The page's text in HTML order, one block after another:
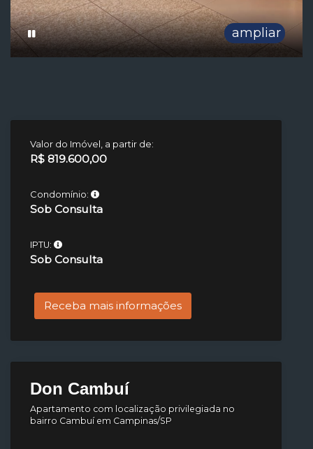
ampliar
Don Cambuí
Apartamento com localização privilegiada no
bairro Cambuí em Campinas/SP
Valor do Imóvel, a partir de:
R$ 819.600,00
Condomínio:
Sob Consulta
IPTU:
Sob Consulta
Receba mais informações